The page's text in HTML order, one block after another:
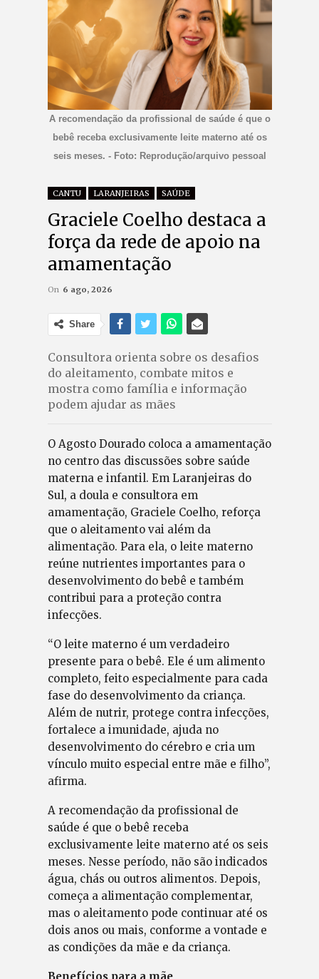
A recomendação da profissional de saúde é que o
bebê receba exclusivamente leite materno até os
seis meses. - Foto: Reprodução/arquivo pessoal
CANTU LARANJEIRAS SAÚDE
Graciele Coelho destaca a
força da rede de apoio na
amamentação
On 6 ago, 2026
Share
Consultora orienta sobre os desafios
do aleitamento, combate mitos e
mostra como família e informação
podem ajudar as mães
O Agosto Dourado coloca a amamentação
no centro das discussões sobre saúde
materna e infantil. Em Laranjeiras do
Sul, a doula e consultora em
amamentação, Graciele Coelho, reforça
que o aleitamento vai além da
alimentação. Para ela, o leite materno
reúne nutrientes importantes para o
desenvolvimento do bebê e também
contribui para a proteção contra
infecções.
“O leite materno é um verdadeiro
presente para o bebê. Ele é um alimento
completo, feito especialmente para cada
fase do desenvolvimento da criança.
Além de nutrir, protege contra infecções,
fortalece a imunidade, ajuda no
desenvolvimento do cérebro e cria um
vínculo muito especial entre mãe e filho”,
afirma.
A recomendação da profissional de
saúde é que o bebê receba
exclusivamente leite materno até os seis
meses. Nesse período, não são indicados
água, chás ou outros alimentos. Depois,
começa a alimentação complementar,
mas o aleitamento pode continuar até os
dois anos ou mais, conforme a vontade e
as condições da mãe e da criança.
Benefícios para a mãe